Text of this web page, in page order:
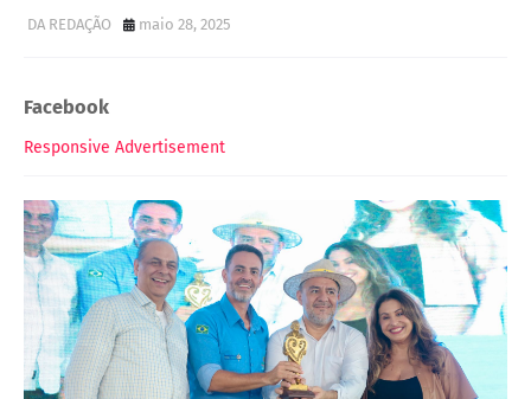
DA REDAÇÃO maio 28, 2025
Facebook
Responsive Advertisement